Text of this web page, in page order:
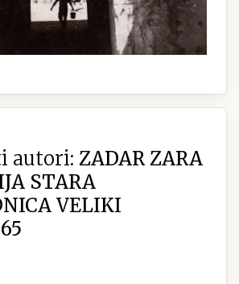
autori: ZADAR ZARA
STARA
VELIKI